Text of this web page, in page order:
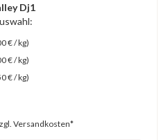
Dj1
€ / kg)
€ / kg)
€ / kg)
Versandkosten*